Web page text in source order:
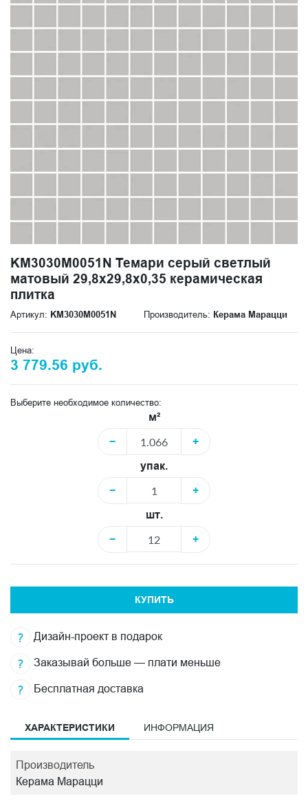
KM3030M0051N Темари серый светлый
матовый 29,8x29,8x0,35 керамическая
плитка
Артикул: KM3030M0051N Производитель: Керама Марацци
Цена:
3 779.56 руб.
Выберите необходимое количество:
м²
−
+
упак.
−
+
шт.
−
+
КУПИТЬ
Дизайн-проект в подарок
Заказывай больше — плати меньше
Бесплатная доставка
ХАРАКТЕРИСТИКИ ИНФОРМАЦИЯ
Производитель
Керама Марацци